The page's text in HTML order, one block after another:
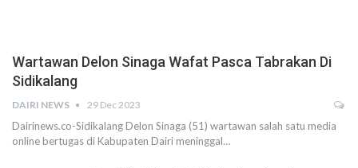
Wartawan Delon Sinaga Wafat Pasca Tabrakan Di
Sidikalang
DAIRI NEWS 29 Dec 2023
Dairinews.co-Sidikalang Delon Sinaga (51) wartawan salah satu media
online bertugas di Kabupaten Dairi meninggal…